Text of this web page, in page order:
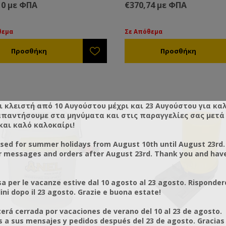
Η αντλία σιροπιού/νερού
τάσης 12 volt είναι εξοπλισμένη
κλείνει αυτόματα όταν
και κλείνετε τη μάνικα
σε καρούλι. (Ίδιο η
ρυθμός ροής: 7,8 (4,5GPM)
πίεση: 40PSI
12V DC
αναρρόφηση
έλεγχο ON/OFF
Φ20
3/4 25m
σύνδεσης
1/2+3/4
με ΦΠΑ
κουβάδων. Η αντλία σιροπιού/
υψηλής τάσης 12 volt είναι
ανοίγει και κλείνει αυτόματα
ανοίγετε και κλείνετε τη
τοποθετημένη σε καρούλι με
Τεχνικά χαρακτηριστικά:
• Δυνατότητα άντλησης 18,5
• Μέγιστος ρυθμός ροής: 7,8
• Αυτόματη αναρρόφηση
• Προστασία διακόπτη πίεσης:
Το Σετ περιλαμβάνει:
• Αντλία για σιρόπι 12V
• Λάστιχο 3/4 25m
• Καρούλι για λάστιχο
€370,74 με ΦΠΑ
Σε Απόθεμα
κλειστή από 10 Αυγούστου μέχρι και 23 Αυγούστου για
στα μηνύματα και στις παραγγελίες σας μετά
καλό καλοκαίρι!
for summer holidays from August 10th until August
messages and orders after August 23rd. Thank you and
per le vacanze estive dal 10 agosto al 23 agosto.
dopo il 23 agosto. Grazie e buona estate!
cerrada por vacaciones de verano del 10 al 23 de agosto.
a sus mensajes y pedidos después del 23 de agosto.